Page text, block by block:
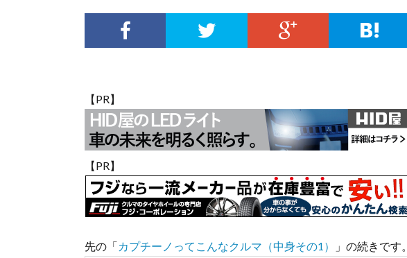
【PR】
【PR】
先の「カプチーノってこんなクルマ（中身その1） 」の続きです。